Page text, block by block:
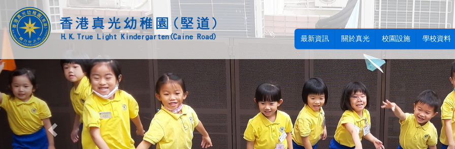
最新資訊 關於真光 校園設施 學校資料
Previous